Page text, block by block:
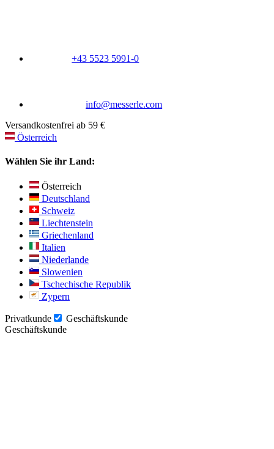
+43 5523 5991-0
info@messerle.com
Versandkostenfrei ab 59 €
Österreich
Wählen Sie ihr Land:
Österreich
Deutschland
Schweiz
Liechtenstein
Griechenland
Italien
Niederlande
Slowenien
Tschechische Republik
Zypern
Privatkunde
Geschäftskunde
Geschäftskunde